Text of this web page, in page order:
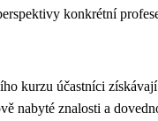
konkrétní
kurzu účastníci
nabyté znalosti a